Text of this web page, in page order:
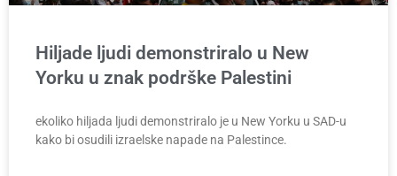
Hiljade ljudi demonstriralo u New
Yorku u znak podrške Palestini
ekoliko hiljada ljudi demonstriralo je u New Yorku u SAD-u
kako bi osudili izraelske napade na Palestince.